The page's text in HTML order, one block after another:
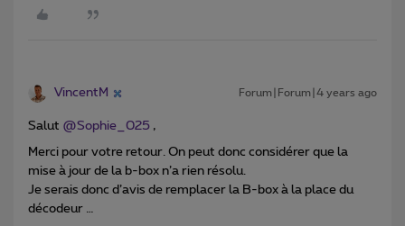
VincentM Forum|Forum|4 years ago
Salut @Sophie_025 ,
Merci pour votre retour. On peut donc considérer que la
mise à jour de la b-box n’a rien résolu.
Je serais donc d’avis de remplacer la B-box à la place du
décodeur …